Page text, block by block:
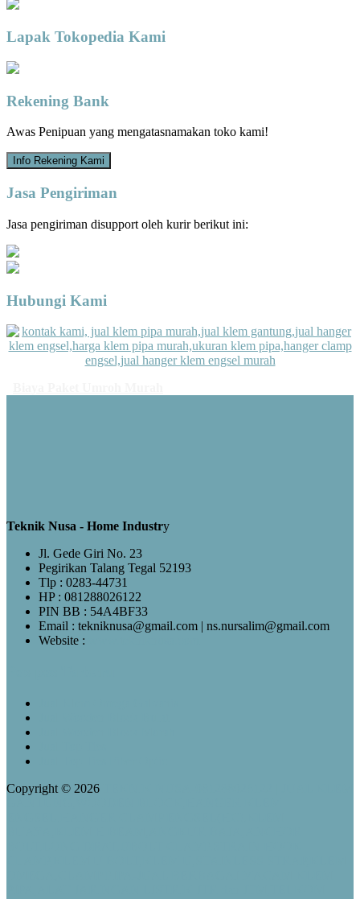
Lapak Tokopedia Kami
Rekening Bank
Awas Penipuan yang mengatasnamakan toko kami!
Info Rekening Kami
Jasa Pengiriman
Jasa pengiriman disupport oleh kurir berikut ini:
Hubungi Kami
Teknik Nusa - Home Industry
Jl. Gede Giri No. 23
Pegirikan Talang Tegal 52193
Tlp : 0283-44731
HP : 081288026122
PIN BB : 54A4BF33
Email : tekniknusa@gmail.com | ns.nursalim@gmail.com
Website :
Copyright © 2026